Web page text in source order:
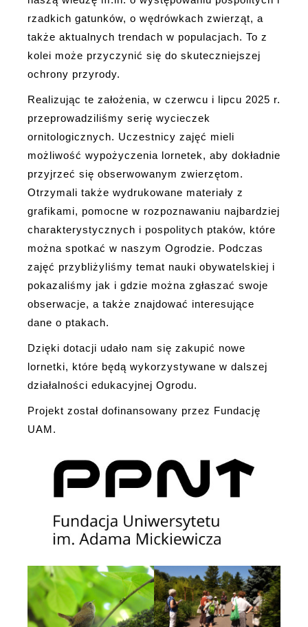
rzadkich gatunków, o wędrówkach zwierząt, a
także aktualnych trendach w populacjach. To z
kolei może przyczynić się do skuteczniejszej
ochrony przyrody.
Realizując te założenia, w czerwcu i lipcu 2025 r.
przeprowadziliśmy serię wycieczek
ornitologicznych. Uczestnicy zajęć mieli
możliwość wypożyczenia lornetek, aby dokładnie
przyjrzeć się obserwowanym zwierzętom.
Otrzymali także wydrukowane materiały z
grafikami, pomocne w rozpoznawaniu najbardziej
charakterystycznych i pospolitych ptaków, które
można spotkać w naszym Ogrodzie. Podczas
zajęć przybliżyliśmy temat nauki obywatelskiej i
pokazaliśmy jak i gdzie można zgłaszać swoje
obserwacje, a także znajdować interesujące
dane o ptakach.
Dzięki dotacji udało nam się zakupić nowe
lornetki, które będą wykorzystywane w dalszej
działalności edukacyjnej Ogrodu.
Projekt został dofinansowany przez Fundację
UAM.